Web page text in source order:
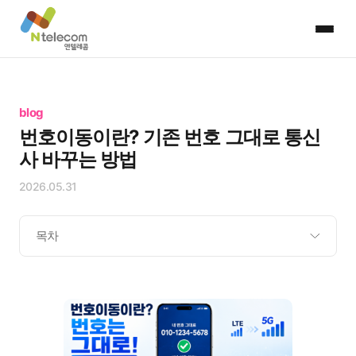
blog
번호이동이란? 기존 번호 그대로 통신
사 바꾸는 방법
2026.05.31
목차